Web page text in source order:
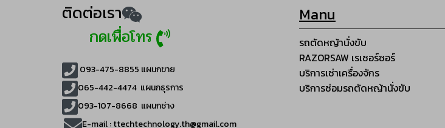
ติดต่อเรา
กดเพื่อโทร
093-475-8855 แผนกขาย
065-442-4474 แผนกธุรการ
093-107-8668 แผนกช่าง
E-mail :ttechtechnology.th@gmail.com
Manu
รถตัดหญ้านั่งขับ
RAZORSAW เรเซอร์ซอร์
บริการเช่าเครื่องจักร
บริการซ่อมรถตัดหญ้านั่งขับ